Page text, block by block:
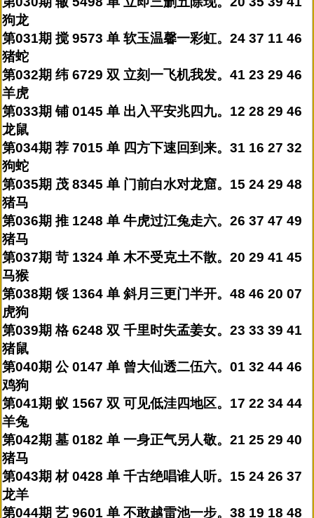
狗龙
第031期 搅 9573 单 软玉温馨一彩虹。24 37 11 46
猪蛇
第032期 纬 6729 双 立刻一飞机我发。41 23 29 46
羊虎
第033期 铺 0145 单 出入平安兆四九。12 28 29 46
龙鼠
第034期 荐 7015 单 四方下速回到来。31 16 27 32
狗蛇
第035期 茂 8345 单 门前白水对龙窟。15 24 29 48
猪马
第036期 推 1248 单 牛虎过江兔走六。26 37 47 49
猪马
第037期 苛 1324 单 木不受克土不散。20 29 41 45
马猴
第038期 馁 1364 单 斜月三更门半开。48 46 20 07
虎狗
第039期 格 6248 双 千里时失孟姜女。23 33 39 41
猪鼠
第040期 公 0147 单 曾大仙透二伍六。01 32 44 46
鸡狗
第041期 蚁 1567 双 可见低洼四地区。17 22 34 44
羊兔
第042期 墓 0182 单 一身正气另人敬。21 25 29 40
猪马
第043期 材 0428 单 千古绝唱谁人听。15 24 26 37
龙羊
第044期 艺 9601 单 不敢越雷池一步。38 19 18 48